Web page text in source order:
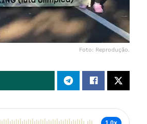
Foto: Reprodução.